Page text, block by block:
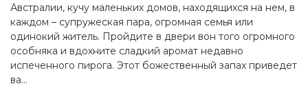
Австралии, кучу маленьких домов, находящихся на нем, в
каждом – супружеская пара, огромная семья или
одинокий житель. Пройдите в двери вон того огромного
особняка и вдохните сладкий аромат недавно
испеченного пирога. Этот божественный запах приведет
ва...